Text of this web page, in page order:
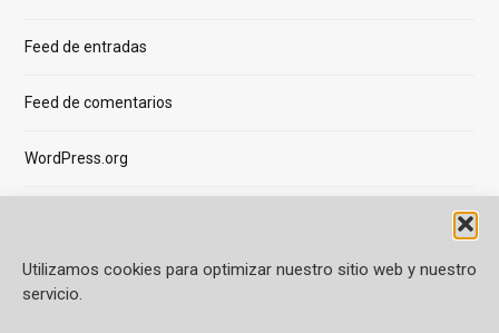
Utilizamos cookies para optimizar nuestro sitio web y nuestro
servicio.
Feed de entradas
Feed de comentarios
WordPress.org